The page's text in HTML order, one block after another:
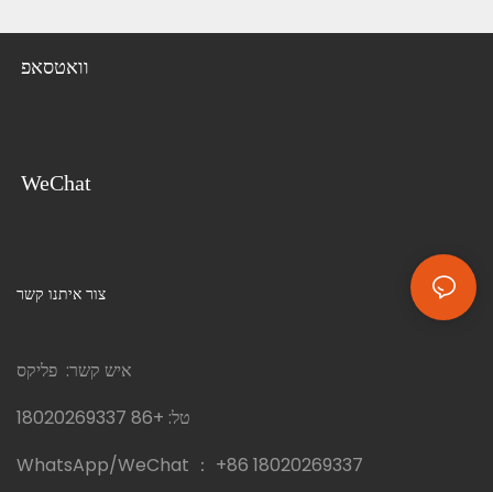
וואטסאפ
WeChat
צור איתנו קשר
איש קשר: פליקס
טל: +86 18020269337
WhatsApp/WeChat ： +86 18020269337